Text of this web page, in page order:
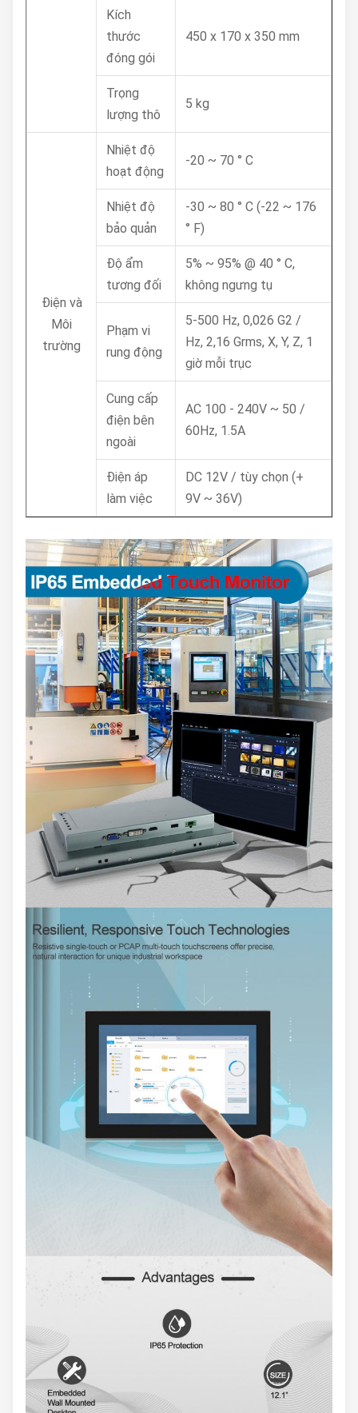
Kích
thước
đóng gói
450 x 170 x 350 mm
Trọng
lượng thô
5 kg
Điện và
Môi
trường
Nhiệt độ
hoạt động
-20 ~ 70 ° C
Nhiệt độ
bảo quản
-30 ~ 80 ° C (-22 ~ 176
° F)
Độ ẩm
tương đối
5% ~ 95% @ 40 ° C,
không ngưng tụ
Phạm vi
rung động
5-500 Hz, 0,026 G2 /
Hz, 2,16 Grms, X, Y, Z, 1
giờ mỗi trục
Cung cấp
điện bên
ngoài
AC 100 - 240V ~ 50 /
60Hz, 1.5A
Điện áp
làm việc
DC 12V / tùy chọn (+
9V ~ 36V)